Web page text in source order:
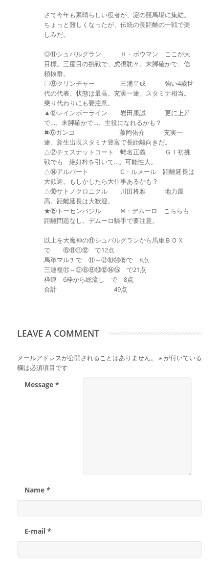
さて今年も素晴らしい役者が、淀の競馬場に集結。
ちょっと難しくなったが、伝統の長距離の一戦で楽
しみだ。
◎⑪シュバルグラン Ｈ・ボウマン ここが大
目標。三度目の挑戦で、虎視眈々。末脚確かで、信
頼抜群。
〇⑧クリンチャー 三浦皇成 強い4歳世
代の代表。状態は最高。充実一途。スタミナ相当。
乗り代わりにも要注意。
▲⑫レインボーライン 岩田康誠 更に上昇
で…。末脚確かで…。主役になれるかも？
✖⑥ガンコ 藤岡佑介 充実一
途。新生出現スタミナ豊富で長距離向きだ。
△②チェスナットコート 蛯名正義 ＧⅠ初挑
戦でも 絶好枠を引いて…。可能性大。
△⑭アルバート Ⅽ・ルメール 距離延長は
大歓迎。もしかしたら大仕事あるかも？
△⑩サトノクロニクル 川田将雅 地力最
高。距離延長は大歓迎。
★⑮トーセンバジル Ⅿ・デムーロ こちらも
距離問題なし。デムーロ騎手で要注意。
以上を大魔神の⑪シュバルグランから馬単ＢＯＸ
で ⑥⑧⑪⑫ で12点
馬単マルチで ⑪⇔②⑩⑭⑮で 8点
三連複⑪⇔②⑥⑧⑩⑫⑭⑮ で21点
枠連 6枠から総流し で 8点
合計 49点
LEAVE A COMMENT
メールアドレスが公開されることはありません。 ※ が付いている
欄は必須項目です
Message *
Name *
E-mail *